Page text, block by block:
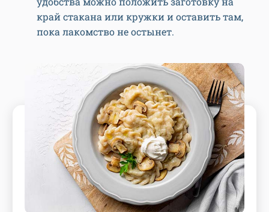
край стакана или кружки и оставить там,
пока лакомство не остынет.